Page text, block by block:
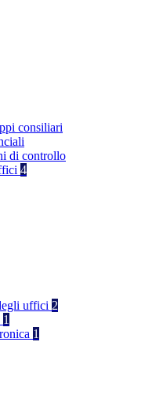
consiliari
di controllo
4
uffici 2
1
1